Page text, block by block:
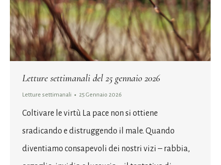
Letture settimanali del 25 gennaio 2026
Letture settimanali 25 Gennaio 2026
Coltivare le virtù La pace non si ottiene
sradicando e distruggendo il male. Quando
diventiamo consapevoli dei nostri vizi – rabbia,